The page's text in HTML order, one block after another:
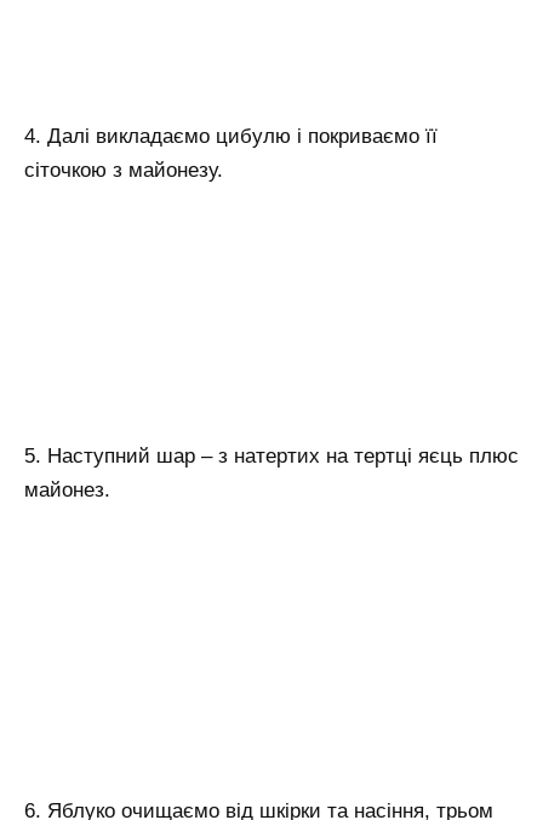
4. Далі викладаємо цибулю і покриваємо її
сіточкою з майонезу.
5. Наступний шар – з натертих на тертці яєць плюс
майонез.
6. Яблуко очищаємо від шкірки та насіння, трьом